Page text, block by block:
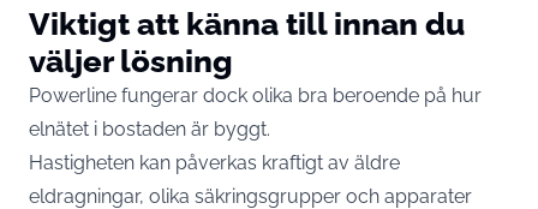
Viktigt att känna till innan du
väljer lösning
Powerline fungerar dock olika bra beroende på hur
elnätet i bostaden är byggt.
Hastigheten kan påverkas kraftigt av äldre
eldragningar, olika säkringsgrupper och apparater